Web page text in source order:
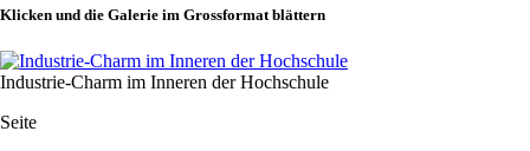
Klicken und die Galerie im Grossformat blättern
Industrie-Charm im Inneren der Hochschule
Seite